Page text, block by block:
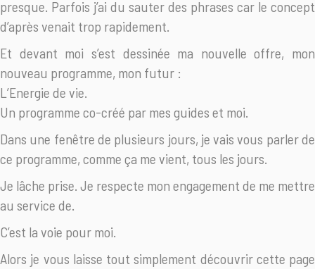
presque. Parfois j’ai du sauter des phrases car le concept
d’après venait trop rapidement.
Et devant moi s’est dessinée ma nouvelle offre, mon
nouveau programme, mon futur :
L’Energie de vie.
Un programme co-créé par mes guides et moi.
Dans une fenêtre de plusieurs jours, je vais vous parler de
ce programme, comme ça me vient, tous les jours.
Je lâche prise. Je respecte mon engagement de me mettre
au service de.
C’est la voie pour moi.
Alors je vous laisse tout simplement découvrir cette page